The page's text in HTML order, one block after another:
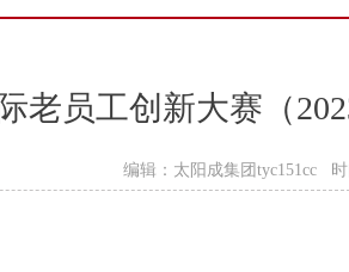
老员工创新大赛（
编辑：太阳成集团tyc151cc 时